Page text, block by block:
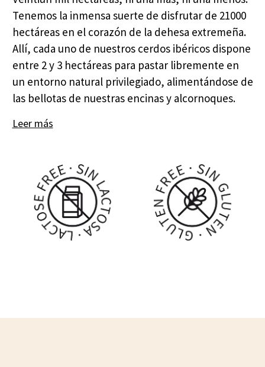
Tenemos la inmensa suerte de disfrutar de 21000
hectáreas en el corazón de la dehesa extremeña.
Allí, cada uno de nuestros cerdos ibéricos dispone
entre 2 y 3 hectáreas para pastar libremente en
un entorno natural privilegiado, alimentándose de
las bellotas de nuestras encinas y alcornoques.
Leer más